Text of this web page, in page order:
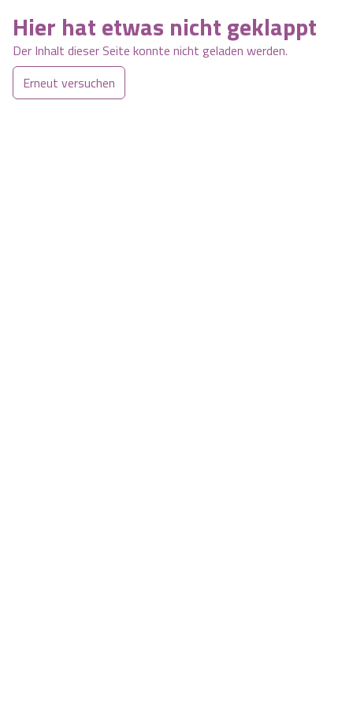
Hier hat etwas nicht geklappt
Der Inhalt dieser Seite konnte nicht geladen werden.
Erneut versuchen